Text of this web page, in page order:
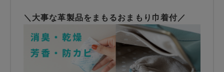
＼大事な革製品をまもるおまもり巾着付／